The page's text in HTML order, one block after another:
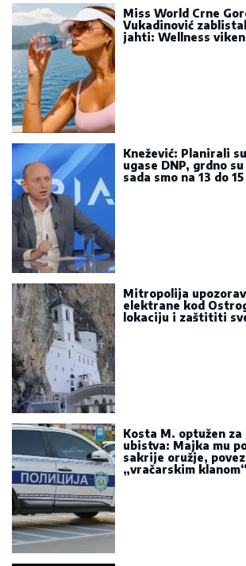
Miss World Crne
Vukadinović
jahti: Wellness
Knežević: Planirali
ugase DNP, grdno
sada smo na 13 do
Mitropolija
elektrane kod
lokaciju i zaštititi
Kosta M. optužen
ubistva: Majka mu
sakrije oružje,
„vračarskim klanom“